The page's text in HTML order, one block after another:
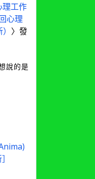
工作
心理
〉發
說的是